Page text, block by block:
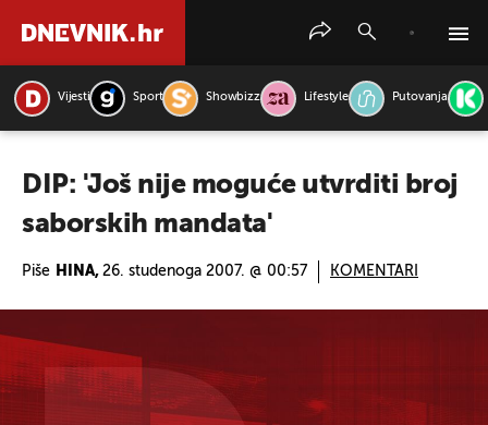
Vijesti Sport Showbizz Lifestyle Putovanja
DIP: 'Još nije moguće utvrditi broj
saborskih mandata'
Piše HINA, 26. studenoga 2007. @ 00:57 KOMENTARI
PRETRAŽITE VIJESTI